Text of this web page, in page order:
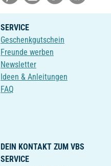
SERVICE
Geschenkgutschein
Freunde werben
Newsletter
Ideen & Anleitungen
FAQ
DEIN KONTAKT ZUM VBS
SERVICE